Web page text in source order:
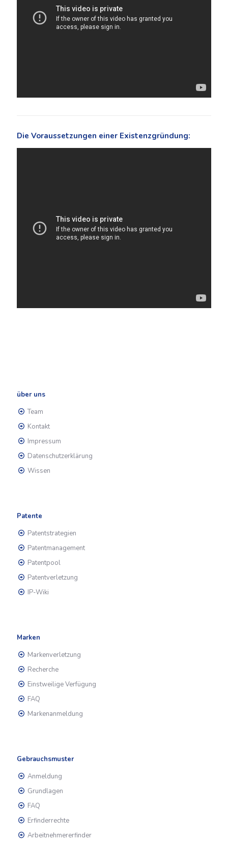
Die Voraussetzungen einer Existenzgründung:
über uns
Team
Kontakt
Impressum
Datenschutzerklärung
Wissen
Patente
Patentstrategien
Patentmanagement
Patentpool
Patentverletzung
IP-Wiki
Marken
Markenverletzung
Recherche
Einstweilige Verfügung
FAQ
Markenanmeldung
Gebrauchsmuster
Anmeldung
Grundlagen
FAQ
Erfinderrechte
Arbeitnehmererfinder